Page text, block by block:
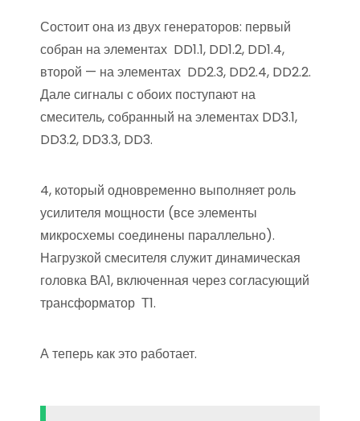
Состоит она из двух генераторов: первый
собран на элементах DD1.1, DD1.2, DD1.4,
второй — на элементах DD2.3, DD2.4, DD2.2.
Дале сигналы с обоих поступают на
смеситель, собранный на элементах DD3.1,
DD3.2, DD3.3, DD3.
4, который одновременно выполняет роль
усилителя мощности (все элементы
микросхемы соединены параллельно).
Нагрузкой смесителя служит динамическая
головка ВА1, включенная через согласующий
трансформатор Т1.
А теперь как это работает.